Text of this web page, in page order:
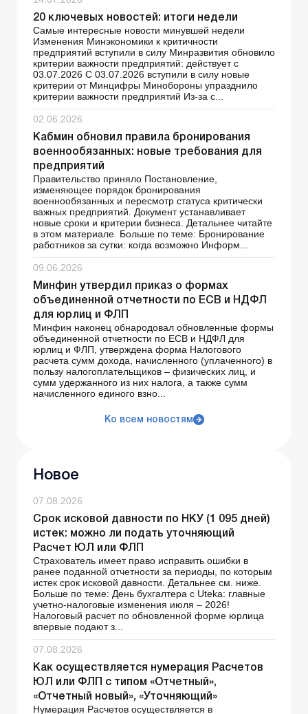
20 ключевых новостей: итоги недели
Самые интересные новости минувшей недели
Изменения Минэкономики к критичности
предприятий вступили в силу Минразвития обновило
критерии важности предприятий: действует с
03.07.2026 С 03.07.2026 вступили в силу новые
критерии от Минцифры Минобороны упразднило
критерии важности предприятий Из-за с...
02.06.2026
Кабмин обновил правила бронирования
военнообязанных: новые требования для
предприятий
Правительство приняло Постановление,
изменяющее порядок бронирования
военнообязанных и пересмотр статуса критически
важных предприятий. Документ устанавливает
новые сроки и критерии бизнеса. Детальнее читайте
в этом материале. Больше по теме: Бронирование
работников за сутки: когда возможно Информ...
09.06.2026
Минфин утвердил приказ о формах
объединенной отчетности по ЕСВ и НДФЛ
для юрлиц и ФЛП
Минфин наконец обнародовал обновленные формы
объединенной отчетности по ЕСВ и НДФЛ для
юрлиц и ФЛП, утверждена форма Налогового
расчета сумм дохода, начисленного (уплаченного) в
пользу налогоплательщиков – физических лиц, и
сумм удержанного из них налога, а также сумм
начисленного единого взно...
Ко всем новостям
Новое
07.08.2026
Срок исковой давности по НКУ (1 095 дней)
истек: можно ли подать уточняющий
Расчет ЮЛ или ФЛП
Страхователь имеет право исправить ошибки в
ранее поданной отчетности за периоды, по которым
истек срок исковой давности. Детальнее см. ниже.
Больше по теме: День бухгалтера с Uteka: главные
учетно-налоговые изменения июля – 2026!
Налоговый расчет по обновленной форме юрлица
впервые подают з...
07.08.2026
Как осуществляется нумерация Расчетов
ЮЛ или ФЛП с типом «Отчетный»,
«Отчетный новый», «Уточняющий»
Нумерация Расчетов осуществляется в